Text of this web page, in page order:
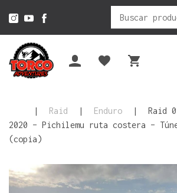
Buscar
por:
| Raid | Enduro |
Raid
2020 – Pichilemu ruta costera –
(copia)